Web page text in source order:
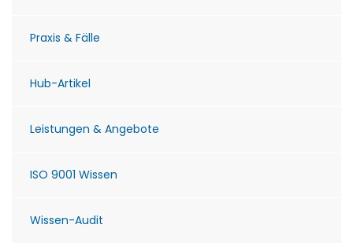
Praxis & Fälle
Hub-Artikel
Leistungen & Angebote
ISO 9001 Wissen
Wissen-Audit